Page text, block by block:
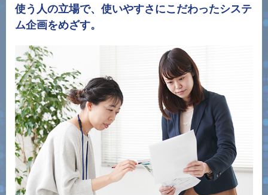
使う人の立場で、使いやすさにこだわったシステ
ム企画をめざす。